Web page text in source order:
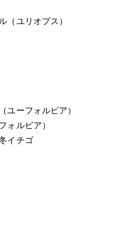
（ユリオプス）
ユーフォルビア）
ォルビア）
イチゴ